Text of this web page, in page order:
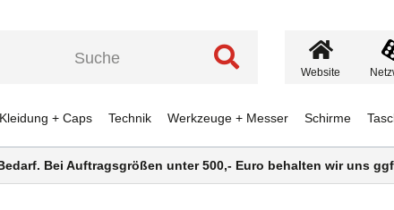
Kleidung + Caps Technik Werkzeuge + Messer Schirme
Website
Bei Auftragsgrößen unter 500,- Euro behalten wir uns